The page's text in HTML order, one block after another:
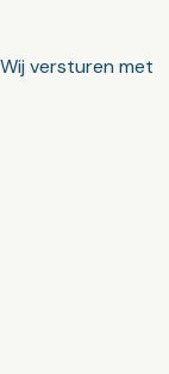
Wij versturen met